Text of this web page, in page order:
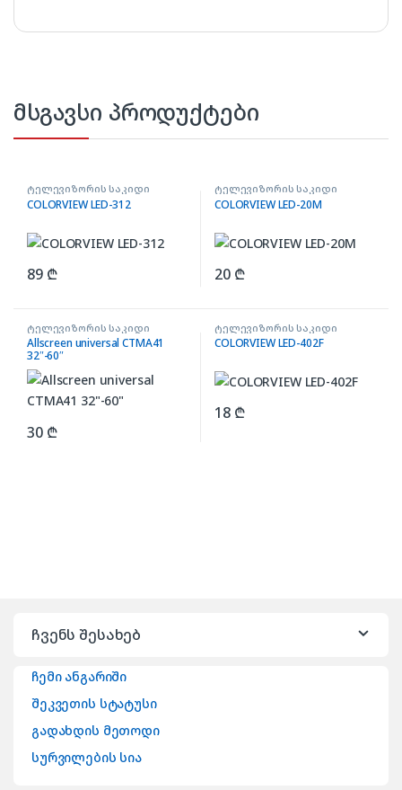
მსგავსი პროდუქტები
ტელევიზორის საკიდი
COLORVIEW LED-312
89 ₾
ტელევიზორის საკიდი
COLORVIEW LED-20M
20 ₾
ტელევიზორის საკიდი
Allscreen universal CTMA41
32″-60″
30 ₾
ტელევიზორის საკიდი
COLORVIEW LED-402F
18 ₾
ჩვენს შესახებ
ჩემი ანგარიში
შეკვეთის სტატუსი
გადახდის მეთოდი
სურვილების სია